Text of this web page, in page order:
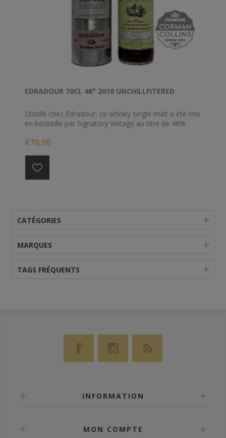
EDRADOUR 70CL 46° 2010 UNCHILLFITERED
Distillé chez Edradour, ce whisky single malt a été mis
en bouteille par Signatory Vintage au titre de 46%
€70,00
CATÉGORIES
MARQUES
TAGS FRÉQUENTS
INFORMATION
MON COMPTE